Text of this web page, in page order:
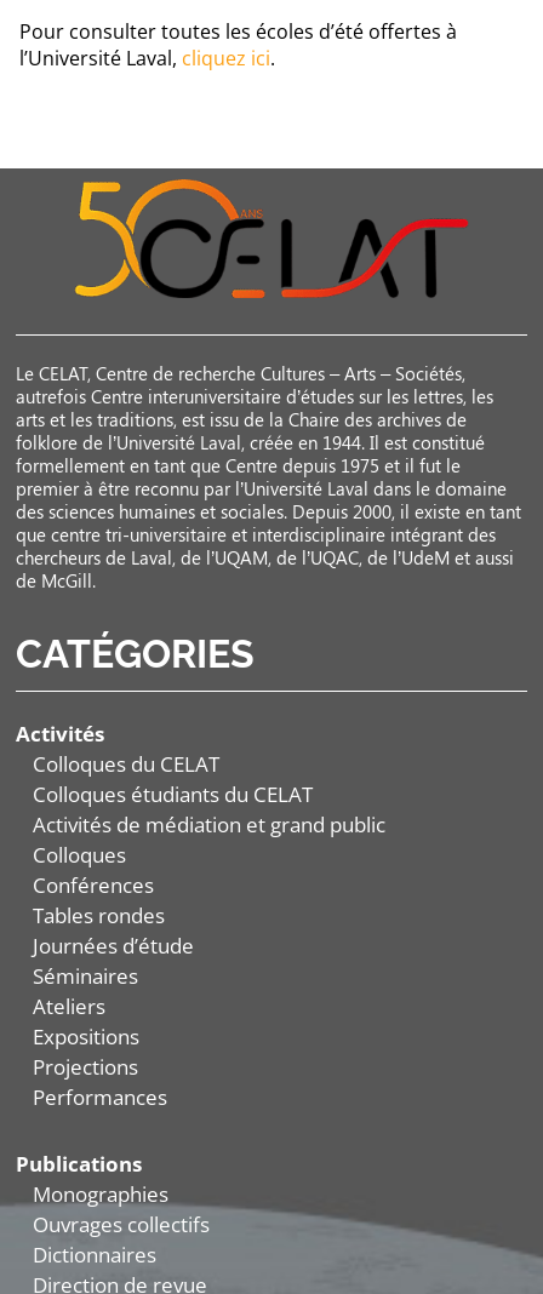
Pour consulter toutes les écoles d’été offertes à
l’Université Laval, cliquez ici.
Le CELAT, Centre de recherche Cultures – Arts – Sociétés,
autrefois Centre interuniversitaire d’études sur les lettres, les
arts et les traditions, est issu de la Chaire des archives de
folklore de l’Université Laval, créée en 1944. Il est constitué
formellement en tant que Centre depuis 1975 et il fut le
premier à être reconnu par l’Université Laval dans le domaine
des sciences humaines et sociales. Depuis 2000, il existe en tant
que centre tri-universitaire et interdisciplinaire intégrant des
chercheurs de Laval, de l’UQAM, de l’UQAC, de l’UdeM et aussi
de McGill.
CATÉGORIES
Activités
Colloques du CELAT
Colloques étudiants du CELAT
Activités de médiation et grand public
Colloques
Conférences
Tables rondes
Journées d’étude
Séminaires
Ateliers
Expositions
Projections
Performances
Publications
Monographies
Ouvrages collectifs
Dictionnaires
Direction de revue